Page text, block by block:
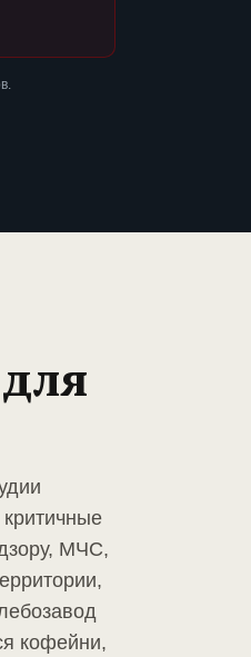
МЧС,
кофейни,